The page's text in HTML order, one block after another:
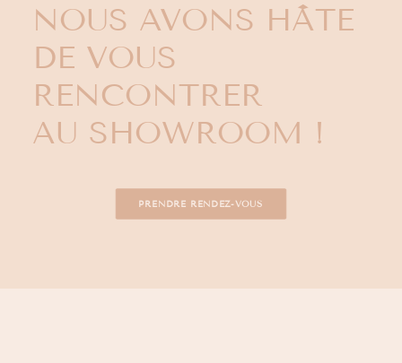
NOUS AVONS HÂTE
DE VOUS
RENCONTRER
AU SHOWROOM !
PRENDRE RENDEZ-VOUS